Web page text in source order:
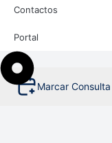
Contactos
Portal
Marcar Consulta